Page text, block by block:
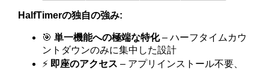
HalfTimerの独自の強み:
🎯単一機能への極端な特化– ハーフタイムカウ
ントダウンのみに集中した設計
⚡ 即座のアクセス – アプリインストール不要、